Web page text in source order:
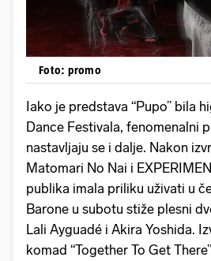
Foto: promo
Iako je predstava “Pupo” bila
Dance Festivala, fenomenalni
nastavljaju se i dalje. Nakon
Matomari No Nai i
publika imala priliku uživati u
Barone u subotu stiže plesni
Lali Ayguadé i Akira Yoshida.
komad “Together To Get